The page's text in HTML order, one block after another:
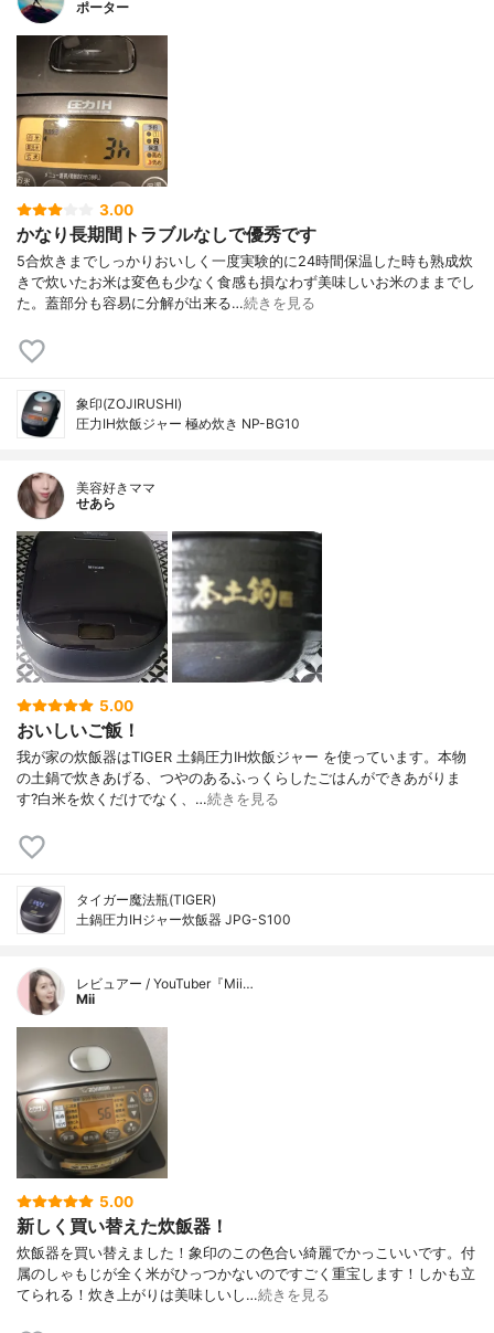
ポーター
3.00
かなり長期間トラブルなしで優秀です
5合炊きまでしっかりおいしく一度実験的に24時間保温した時も熟成炊
きで炊いたお米は変色も少なく食感も損なわず美味しいお米のままでし
た。蓋部分も容易に分解が出来る…続きを見る
象印(ZOJIRUSHI)
圧力IH炊飯ジャー 極め炊き NP-BG10
美容好きママ
せあら
5.00
おいしいご飯！
我が家の炊飯器はTIGER 土鍋圧力IH炊飯ジャー を使っています。本物
の土鍋で炊きあげる、つやのあるふっくらしたごはんができあがりま
す?白米を炊くだけでなく、…続きを見る
タイガー魔法瓶(TIGER)
土鍋圧力IHジャー炊飯器 JPG-S100
レビュアー / YouTuber『Mii…
Mii
5.00
新しく買い替えた炊飯器！
炊飯器を買い替えました！象印のこの色合い綺麗でかっこいいです。付
属のしゃもじが全く米がひっつかないのですごく重宝します！しかも立
てられる！炊き上がりは美味しいし…続きを見る